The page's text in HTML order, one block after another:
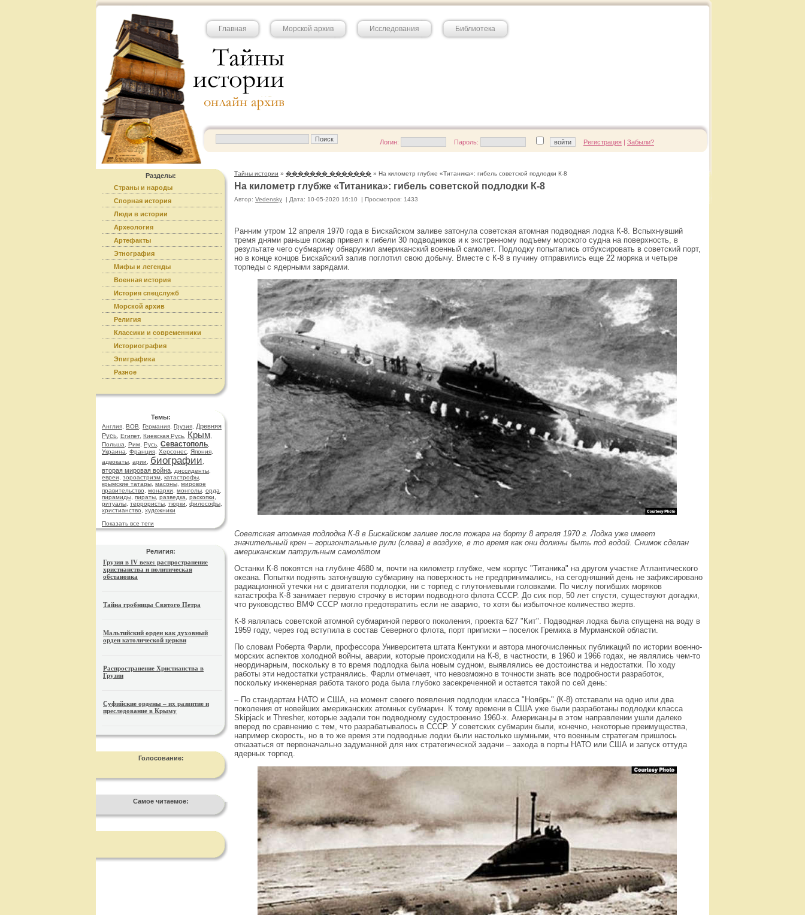
Главная Морской архив Исследования Библиотека
Логин: Пароль: Регистрация | Забыли?
Разделы:
Страны и народы
Спорная история
Люди в истории
Археология
Артефакты
Этнография
Мифы и легенды
Военная история
История спецслужб
Морской архив
Религия
Классики и современники
Историография
Эпиграфика
Разное
Темы:
Англия ВОВ Германия Грузия
Древняя
Русь Египет, Киевская Русь Крым
Польша
Рим Русь Севастополь
Украина
Франция Херсонес Япония
адвокаты арии биографии
вторая мировая война диссиденты
евреи
зороастризм катастрофы
крымские татары масоны мировое
правительство
монархи монголы орда
пирамиды пираты разведка раскопки
ритуалы террористы тюрки философы
христианство
художники
Показать все теги
Религия:
Грузия в IV веке: распространение
христианства и политическая
обстановка
Тайна гробницы Святого Петра
Мальтийский орден как духовный
орден католической церкви
Распространение Христианства в
Грузии
Суфийские ордены – их развитие и
преследование в Крыму
Голосование:
Самое читаемое:
Тайны истории » ������� ������� » На километр глубже «Титаника»: гибель советской подлодки К-8
На километр глубже «Титаника»: гибель советской подлодки К-8
Автор: Vedensky | Дата: 10-05-2020 16:10 | Просмотров: 1433
Ранним утром 12 апреля 1970 года в Бискайском заливе затонула советская атомная подводная лодка К-8. Вспыхнувший
тремя днями раньше пожар привел к гибели 30 подводников и к экстренному подъему морского судна на поверхность, в
результате чего субмарину обнаружил американский военный самолет. Подлодку попытались отбуксировать в советский порт,
но в конце концов Бискайский залив поглотил свою добычу. Вместе с К-8 в пучину отправились еще 22 моряка и четыре
торпеды с ядерными зарядами.
Советская атомная подлодка К-8 в Бискайском заливе после пожара на борту 8 апреля 1970 г. Лодка уже имеет
значительный крен – горизонтальные рули (слева) в воздухе, в то время как они должны быть под водой. Снимок сделан
американским патрульным самолётом
Останки К-8 покоятся на глубине 4680 м, почти на километр глубже, чем корпус "Титаника" на другом участке Атлантического
океана. Попытки поднять затонувшую субмарину на поверхность не предпринимались, на сегодняшний день не зафиксировано
радиационной утечки ни с двигателя подлодки, ни с торпед с плутониевыми головками. По числу погибших моряков
катастрофа К-8 занимает первую строчку в истории подводного флота СССР. До сих пор, 50 лет спустя, существуют догадки,
что руководство ВМФ СССР могло предотвратить если не аварию, то хотя бы избыточное количество жертв.
К-8 являлась советской атомной субмариной первого поколения, проекта 627 "Кит". Подводная лодка была спущена на воду в
1959 году, через год вступила в состав Северного флота, порт приписки – поселок Гремиха в Мурманской области.
По словам Роберта Фарли, профессора Университета штата Кентукки и автора многочисленных публикаций по истории военно-
морских аспектов холодной войны, аварии, которые происходили на К-8, в частности, в 1960 и 1966 годах, не являлись чем-то
неординарным, поскольку в то время подлодка была новым судном, выявлялись ее достоинства и недостатки. По ходу
работы эти недостатки устранялись. Фарли отмечает, что невозможно в точности знать все подробности разработок,
поскольку инженерная работа такого рода была глубоко засекреченной и остается такой по сей день:
– По стандартам НАТО и США, на момент своего появления подлодки класса "Ноябрь" (К-8) отставали на одно или два
поколения от новейших американских атомных субмарин. К тому времени в США уже были разработаны подлодки класса
Skipjack и Thresher, которые задали тон подводному судостроению 1960-х. Американцы в этом направлении ушли далеко
вперед по сравнению с тем, что разрабатывалось в СССР. У советских субмарин были, конечно, некоторые преимущества,
например скорость, но в то же время эти подводные лодки были настолько шумными, что военным стратегам пришлось
отказаться от первоначально задуманной для них стратегической задачи – захода в порты НАТО или США и запуск оттуда
ядерных торпед.